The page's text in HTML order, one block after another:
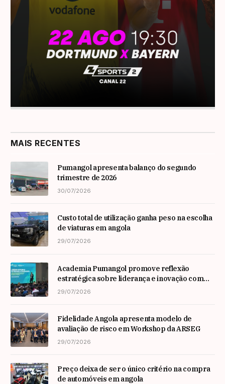
MAIS RECENTES
Pumangol apresenta balanço do segundo
trimestre de 2026
30/07/2026
Custo total de utilização ganha peso na escolha
de viaturas em angola
29/07/2026
Academia Pumangol promove reflexão
estratégica sobre liderança e inovação com
especialista internacional Nadim Habib
29/07/2026
Fidelidade Angola apresenta modelo de
avaliação de risco em Workshop da ARSEG
29/07/2026
Preço deixa de ser o único critério na compra
de automóveis em angola